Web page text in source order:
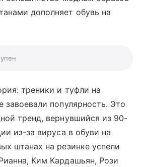
дополняет обувь на
треники и туфли на
завоевали популярность. Это
тренд, вернувшийся из 90-
из-за вируса в обуви на
штанах на резинке успели
Ким Кардашьян, Рози